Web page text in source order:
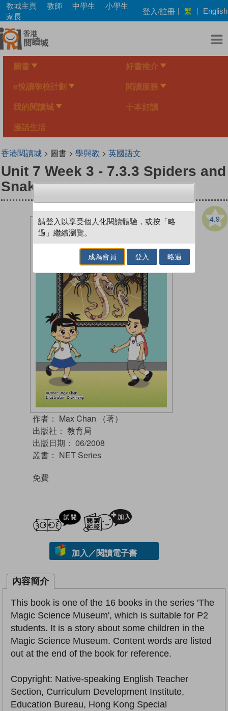
Skip
main
content
教城主頁 教師 中學生
小學生
家長
登入/註冊 | 繁 | English
圖書 好書推介
e悅讀學校計劃 閱讀服務
我的閱讀城 十本好讀
漫話生活
香港閱讀城> 圖書 > 學與教 > 英國語文
Unit 7 Week 3 - 7.3.3 Spiders and
Snakes
4.9
作者： Max Chan （著）
出版社： 教育局
出版日期： 06/2008
叢書： NET Series
免費
試閲
加入／閱讀電子書
內容簡介
This book is one of the 16 books in the series 'The
Magic Science Museum', which is suitable for P2
students. It is a story about some children in the
Magic Science Museum. Content words are listed
out at the end of the book for reference.
Copyright: Native-speaking English Teacher
Section, Curriculum Development Institute,
Education Bureau, Hong Kong Special
請登入以享受個人化閱讀體驗，或按「略
過」繼續瀏覽。
成為會員 登入 略過